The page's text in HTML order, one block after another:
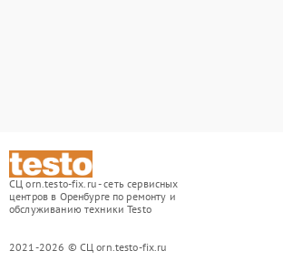
СЦ orn.testo-fix.ru - сеть сервисных
центров в Оренбурге по ремонту и
обслуживанию техники Testo
2021-2026 © СЦ orn.testo-fix.ru